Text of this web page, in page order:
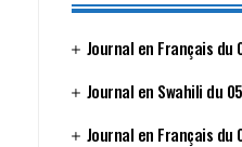
Journal en Français du
Journal en Swahili du
Journal en Français du